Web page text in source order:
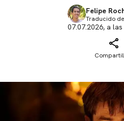
Felipe
Traducido de
07.07.2026, a las